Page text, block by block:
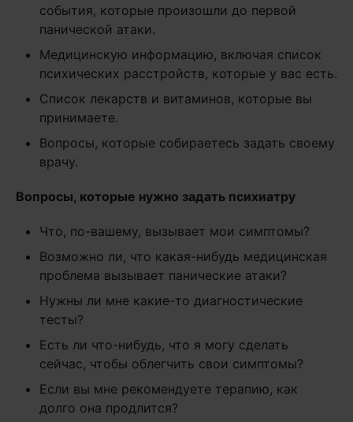
события, которые произошли до первой
панической атаки.
Медицинскую информацию, включая список
психических расстройств, которые у вас есть.
Список лекарств и витаминов, которые вы
принимаете.
Вопросы, которые собираетесь задать своему
врачу.
Вопросы, которые нужно задать психиатру
Что, по-вашему, вызывает мои симптомы?
Возможно ли, что какая-нибудь медицинская
проблема вызывает панические атаки?
Нужны ли мне какие-то диагностические
тесты?
Есть ли что-нибудь, что я могу сделать
сейчас, чтобы облегчить свои симптомы?
Если вы мне рекомендуете терапию, как
долго она продлится?